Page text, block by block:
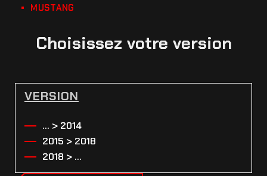
MUSTANG
Choisissez votre version
VERSION
... > 2014
2015 > 2018
2018 > ...